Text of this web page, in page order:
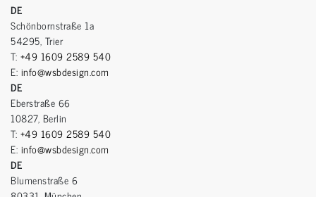
DE
Schönbornstraße 1a
54295, Trier
T: +49 1609 2589 540
E: info@wsbdesign.com
DE
Eberstraße 66
10827, Berlin
T: +49 1609 2589 540
E: info@wsbdesign.com
DE
Blumenstraße 6